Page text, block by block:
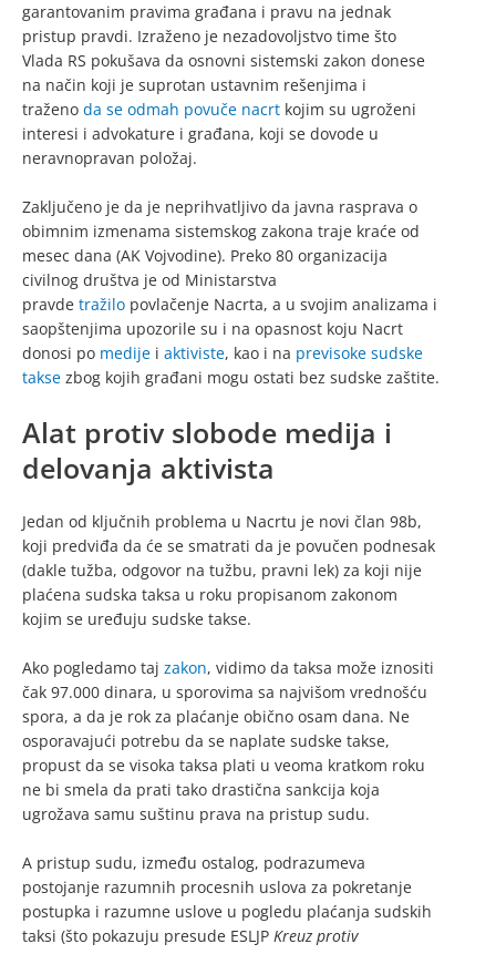
garantovanim pravima građana i pravu na jednak
pristup pravdi. Izraženo je nezadovoljstvo time što
Vlada RS pokušava da osnovni sistemski zakon donese
na način koji je suprotan ustavnim rešenjima i
traženo da se odmah povuče nacrt kojim su ugroženi
interesi i advokature i građana, koji se dovode u
neravnopravan položaj.
Zaključeno je da je neprihvatljivo da javna rasprava o
obimnim izmenama sistemskog zakona traje kraće od
mesec dana (AK Vojvodine). Preko 80 organizacija
civilnog društva je od Ministarstva
pravde tražilo povlačenje Nacrta, a u svojim analizama i
saopštenjima upozorile su i na opasnost koju Nacrt
donosi po medije i aktiviste, kao i na previsoke sudske
takse zbog kojih građani mogu ostati bez sudske zaštite.
Alat protiv slobode medija i
delovanja aktivista
Jedan od ključnih problema u Nacrtu je novi član 98b,
koji predviđa da će se smatrati da je povučen podnesak
(dakle tužba, odgovor na tužbu, pravni lek) za koji nije
plaćena sudska taksa u roku propisanom zakonom
kojim se uređuju sudske takse.
Ako pogledamo taj zakon, vidimo da taksa može iznositi
čak 97.000 dinara, u sporovima sa najvišom vrednošću
spora, a da je rok za plaćanje obično osam dana. Ne
osporavajući potrebu da se naplate sudske takse,
propust da se visoka taksa plati u veoma kratkom roku
ne bi smela da prati tako drastična sankcija koja
ugrožava samu suštinu prava na pristup sudu.
A pristup sudu, između ostalog, podrazumeva
postojanje razumnih procesnih uslova za pokretanje
postupka i razumne uslove u pogledu plaćanja sudskih
taksi (što pokazuju presude ESLJP Kreuz protiv